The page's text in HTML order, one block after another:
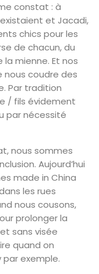
constat : à
et Jacadi,
chics pour les
de chacun, du
la mienne. Et nos
nous coudre des
Par tradition
/ fils évidement
par nécessité
nous sommes
Aujourd’hui
made in China
les rues
nous cousons,
prolonger la
sans visée
quand on
exemple.